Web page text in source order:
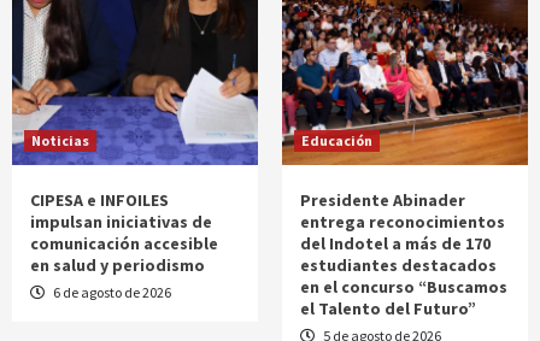
Noticias
CIPESA e INFOILES
impulsan iniciativas de
comunicación accesible
en salud y periodismo
6 de agosto de 2026
Educación
Presidente Abinader
entrega reconocimientos
del Indotel a más de 170
estudiantes destacados
en el concurso “Buscamos
el Talento del Futuro”
5 de agosto de 2026